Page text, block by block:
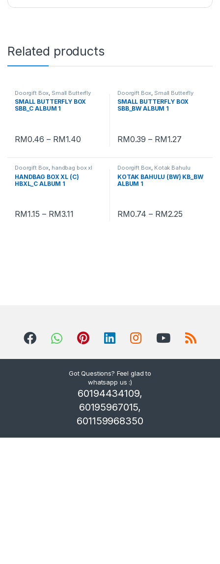
Related products
Doorgift Box Small Butterfly
Box
SMALL BUTTERFLY BOX
SBB_C ALBUM 1
RM0.46 – RM1.40
Doorgift Box Small Butterfly
Box
SMALL BUTTERFLY BOX
SBB_BW ALBUM 1
RM0.39 – RM1.27
Doorgift Box, handbag box xl
HANDBAG BOX XL (C)
HBXL_C ALBUM 1
RM1.15 – RM3.11
Doorgift Box, Kotak Bahulu
KOTAK BAHULU (BW) KB_BW
ALBUM 1
RM0.74 – RM2.25
Got Questions? Feel glad to
whatsapp us :)
60194434109,
60195967015,
601159968350